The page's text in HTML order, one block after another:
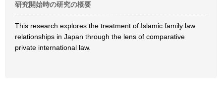
研究開始時の研究の概要
This research explores the treatment of Islamic family law
relationships in Japan through the lens of comparative
private international law.